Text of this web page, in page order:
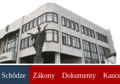
Schôdze Zákony Dokumenty